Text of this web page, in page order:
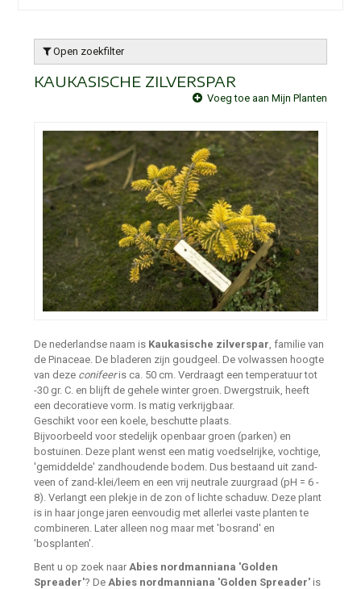
Open zoekfilter
KAUKASISCHE ZILVERSPAR
Voeg toe aan Mijn Planten
De nederlandse naam is Kaukasische zilverspar, familie van
de Pinaceae. De bladeren zijn goudgeel. De volwassen hoogte
van deze conifeeris ca. 50 cm. Verdraagt een temperatuur tot
-30 gr. C. en blijft de gehele winter groen. Dwergstruik, heeft
een decoratieve vorm. Is matig verkrijgbaar.
Geschikt voor een koele, beschutte plaats.
Bijvoorbeeld voor stedelijk openbaar groen (parken) en
bostuinen. Deze plant wenst een matig voedselrijke, vochtige,
'gemiddelde' zandhoudende bodem. Dus bestaand uit zand-
veen of zand-klei/leem en een vrij neutrale zuurgraad (pH = 6 -
8). Verlangt een plekje in de zon of lichte schaduw. Deze plant
is in haar jonge jaren eenvoudig met allerlei vaste planten te
combineren. Later alleen nog maar met 'bosrand' en
'bosplanten'.
Bent u op zoek naar Abies nordmanniana 'Golden
Spreader'? De Abies nordmanniana 'Golden Spreader' is